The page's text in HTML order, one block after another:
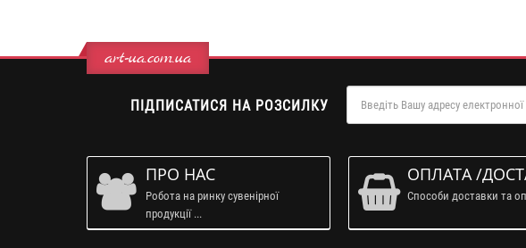
art-ua.com.ua
ПІДПИСАТИСЯ НА РОЗСИЛКУ
ПРО НАС
Робота на ринку сувенірної
продукції ...
ОПЛАТА /
Способи доставки та